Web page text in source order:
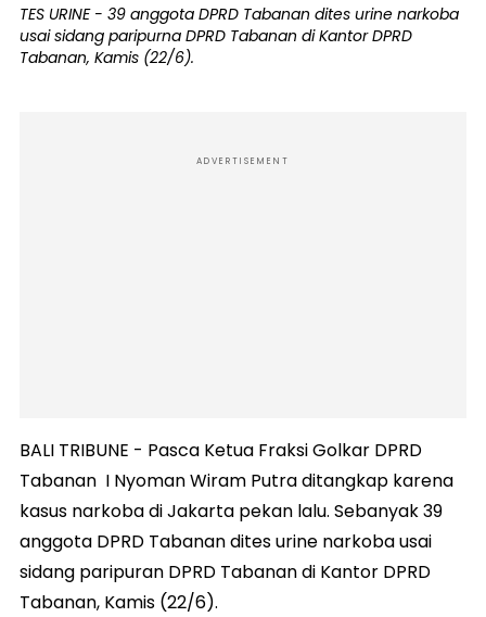
TES URINE - 39 anggota DPRD Tabanan dites urine narkoba
usai sidang paripurna DPRD Tabanan di Kantor DPRD
Tabanan, Kamis (22/6).
ADVERTISEMENT
BALI TRIBUNE - Pasca Ketua Fraksi Golkar DPRD
Tabanan I Nyoman Wiram Putra ditangkap karena
kasus narkoba di Jakarta pekan lalu. Sebanyak 39
anggota DPRD Tabanan dites urine narkoba usai
sidang paripuran DPRD Tabanan di Kantor DPRD
Tabanan, Kamis (22/6).